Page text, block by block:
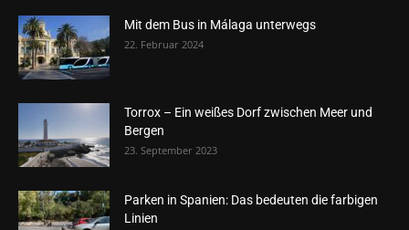
Mit dem Bus in Málaga unterwegs
22. Februar 2024
Torrox – Ein weißes Dorf zwischen Meer und
Bergen
23. September 2023
Parken in Spanien: Das bedeuten die farbigen
Linien